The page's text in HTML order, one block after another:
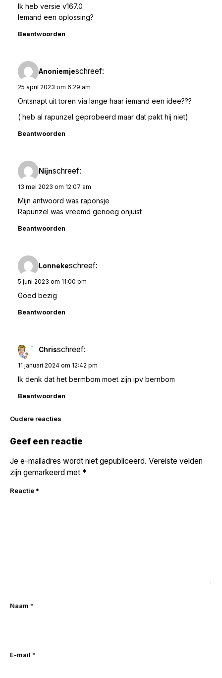
Ik heb versie v167.0
Iemand een oplossing?
Beantwoorden
Anoniemjeschreef:
25 april 2023 om 6:29 am
Ontsnapt uit toren via lange haar iemand een idee???
( heb al rapunzel geprobeerd maar dat pakt hij niet)
Beantwoorden
Nijnschreef:
13 mei 2023 om 12:07 am
Mijn antwoord was raponsje
Rapunzel was vreemd genoeg onjuist
Beantwoorden
Lonnekeschreef:
5 juni 2023 om 11:00 pm
Goed bezig
Beantwoorden
Chrisschreef:
11 januari 2024 om 12:42 pm
Ik denk dat het bermbom moet zijn ipv bernbom
Beantwoorden
Reacties
Oudere reacties
Geef een reactie
Je e-mailadres wordt niet gepubliceerd. Vereiste velden
zijn gemarkeerd met *
Reactie *
Naam *
E-mail *